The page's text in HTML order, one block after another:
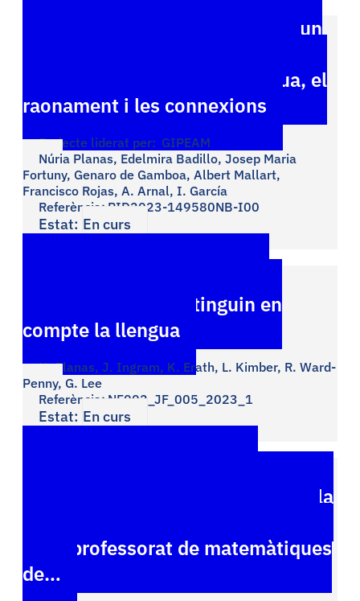
MatTeach_Discussions sobre un
que tingui en compte la llengua, el
raonament i les connexions
Projecte liderat per: GIPEAM
Núria Planas, Edelmira Badillo, Josep Maria
Fortuny, Genaro de Gamboa, Albert Mallart,
Francisco Rojas, A. Arnal, I. García
Referència: PID2023-149580NB-I00
Estat: En curs
matemàtiques que tinguin en
compte la llengua
N. Planas, J. Ingram, K. Erath, L. Kimber, R. Ward-
Penny, G. Lee
Referència: NF002_JF_005_2023_1
Estat: En curs
universal per a l’aprenentatge en la
futur professorat de matemàtiques
de…